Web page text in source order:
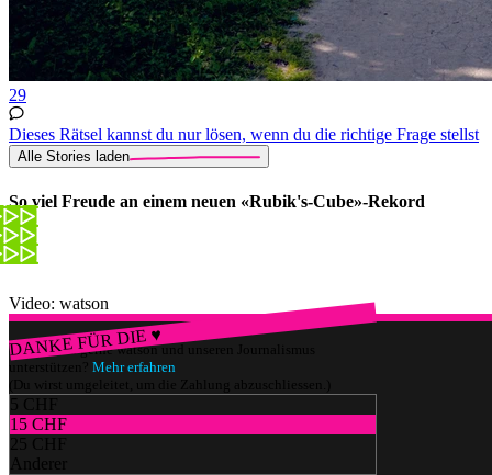
29
Dieses Rätsel kannst du nur lösen, wenn du die richtige Frage stellst
Alle Stories laden
So viel Freude an einem neuen «Rubik's-Cube»-Rekord
Video: watson
DANKE FÜR DIE ♥
Würdest du gerne watson und unseren Journalismus
unterstützen? Mehr erfahren
(Du wirst umgeleitet, um die Zahlung abzuschliessen.)
5 CHF
15 CHF
25 CHF
Anderer